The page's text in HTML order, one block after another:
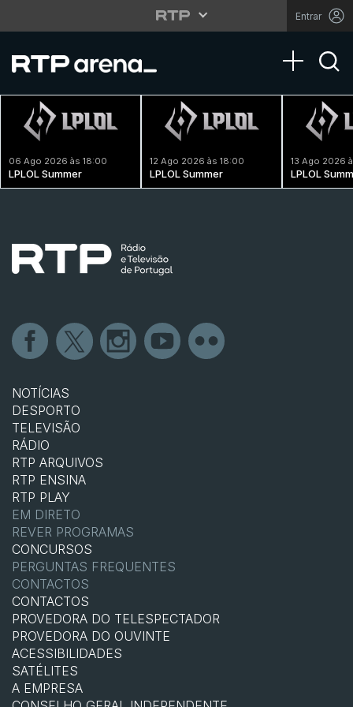
Entrar
Toggle
06 Ago 2026 às 18:00
LPLOL Summer
12 Ago 2026 às 18:00
LPLOL Summer
13 Ago 2026
LPLOL
NOTÍCIAS
DESPORTO
TELEVISÃO
RÁDIO
RTP ARQUIVOS
RTP ENSINA
RTP PLAY
EM DIRETO
REVER PROGRAMAS
CONCURSOS
PERGUNTAS FREQUENTES
CONTACTOS
CONTACTOS
PROVEDORA DO TELESPECTADOR
PROVEDORA DO OUVINTE
ACESSIBILIDADES
SATÉLITES
A EMPRESA